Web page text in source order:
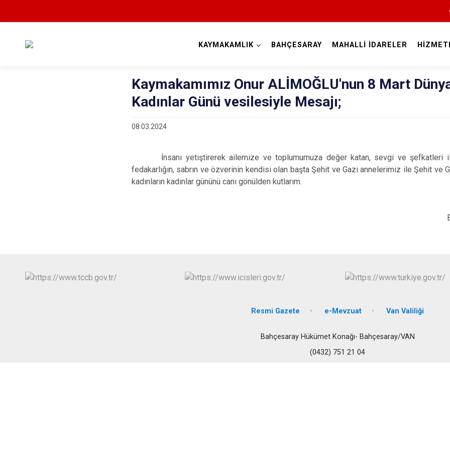
Bahçesaray
Başkale
KAYMAKAMLIK BAHÇESARAY MAHALLİ İDARELER
Kaymakamımız Onur ALİMOĞLU'nun 8 Mart
Kadınlar Günü vesilesiyle Mesajı;
08.03.2024
İnsanı yetiştirerek ailemize ve toplumumuza değer katan, sevgi ve şefkatleri
fedakarlığın, sabrın ve özverinin kendisi olan başta Şehit ve Gazi annelerimiz ile Şehit ve
kadınların kadınlar gününü canı gönülden kutlarım.
Onur
Bahçesaray
Resmi Gazete e-Mevzuat Van Valiliği
Bahçesaray Hükümet Konağı- Bahçesaray/VAN
(0432) 751 21 04